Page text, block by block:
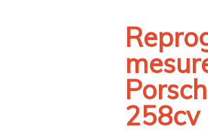
258cv